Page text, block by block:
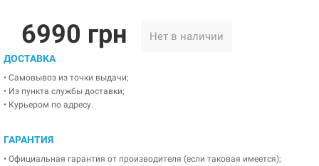
6990 грн Нет в наличии
ДОСТАВКА
• Самовывоз из точки выдачи;
• Из пункта службы доставки;
• Курьером по адресу.
ГАРАНТИЯ
• Официальная гарантия от производителя (если таковая имеется);